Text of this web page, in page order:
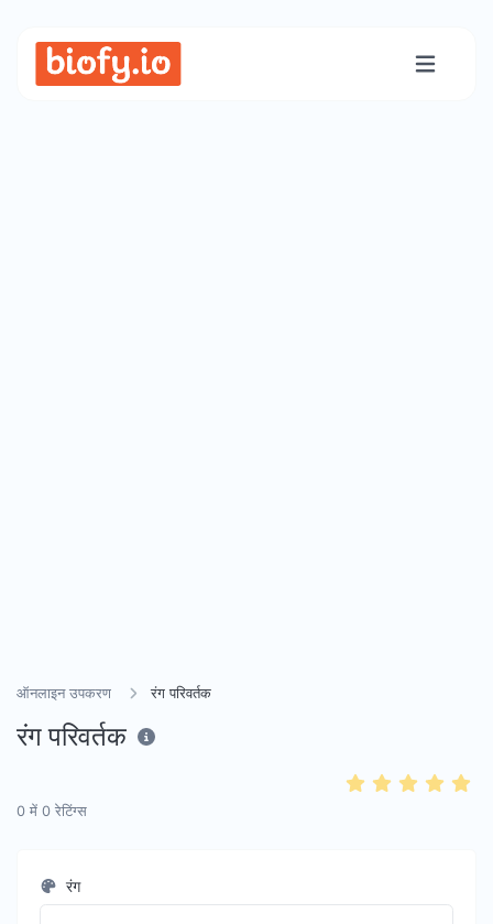
ऑनलाइन उपकरण रंग परिवर्तक
रंग परिवर्तक
0 में 0 रेटिंग्स
रंग